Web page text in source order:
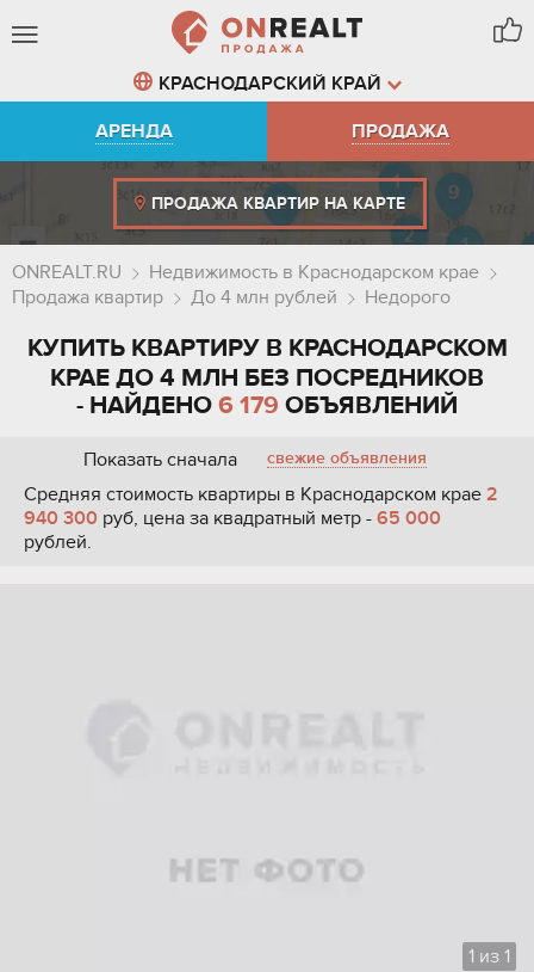
КРАСНОДАРСКИЙ КРАЙ
АРЕНДА
ПРОДАЖА
ПРОДАЖА КВАРТИР НА КАРТЕ
ONREALT.RU
Недвижимость в Краснодарском крае
Продажа квартир
До 4 млн рублей Недорого
КУПИТЬ КВАРТИРУ В КРАСНОДАРСКОМ
КРАЕ ДО 4 МЛН БЕЗ ПОСРЕДНИКОВ
- НАЙДЕНО 6 179 ОБЪЯВЛЕНИЙ
Показать сначала свежие объявления
Средняя стоимость квартиры в Краснодарском крае 2
940 300 руб, цена за квадратный метр - 65 000
рублей.
1 из 1